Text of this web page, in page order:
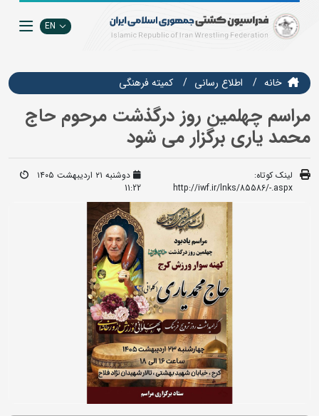
EN
خانه اطلاع رسانی كميته فرهنگي
مراسم چهلمین روز درگذشت مرحوم حاج
محمد یاری برگزار می شود
لینک کوتاه:
http://iwf.ir/lnks/85586/-.aspx
دوشنبه ۲۱ اردیبهشت ۱۴۰۵
11:22